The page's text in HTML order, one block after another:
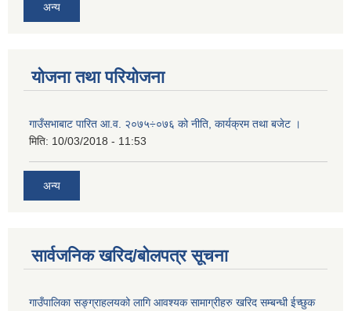
अन्य
योजना तथा परियोजना
गाउँसभाबाट पारित आ.व. २०७५÷०७६ को नीति, कार्यक्रम तथा बजेट ।
मिति: 10/03/2018 - 11:53
अन्य
सार्वजनिक खरिद/बोलपत्र सूचना
गाउँपालिका सङ्ग्राहलयको लागि आवश्यक सामाग्रीहरु खरिद सम्बन्धी ईच्छुक